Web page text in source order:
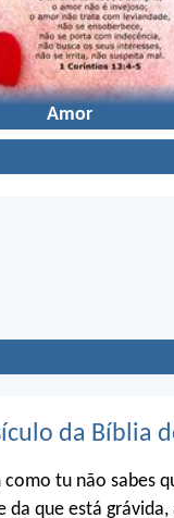
Amor
da Bíblia
como tu não sabes
da que está